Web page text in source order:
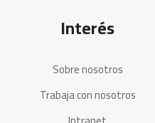
Interés
Sobre nosotros
Trabaja con nosotros